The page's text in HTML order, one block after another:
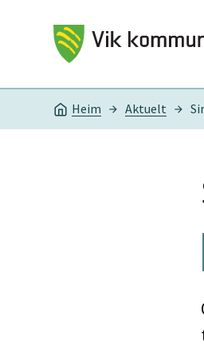
Vik kommune
Du er her:
Heim Aktuelt